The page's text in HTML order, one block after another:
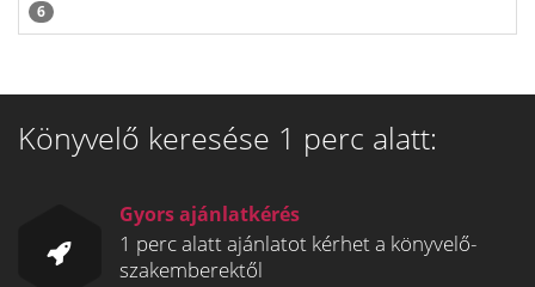
6
Könyvelő keresése 1 perc alatt:
Gyors ajánlatkérés
1 perc alatt ajánlatot kérhet a könyvelő-
szakemberektől